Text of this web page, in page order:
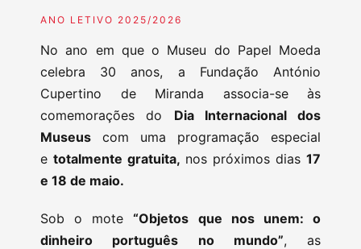
ANO LETIVO 2025/2026
No ano em que o Museu do Papel Moeda
celebra 30 anos, a Fundação António
Cupertino de Miranda associa-se às
comemorações do Dia Internacional dos
Museus com uma programação especial
etotalmente gratuita, nos próximos dias17
e 18 de maio.
Sob o mote“Objetos que nos unem: o
dinheiro português no mundo”, as